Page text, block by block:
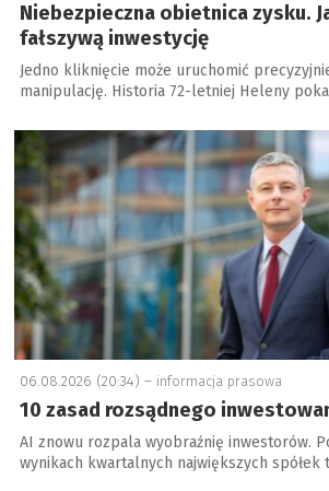
Niebezpieczna obietnica zysku.
fałszywą inwestycję
Jedno kliknięcie może uruchomić
manipulację. Historia 72-letniej Heleny
a
06.08.2026 (20:34) – informacja prasowa
10 zasad rozsądnego
AI znowu rozpala wyobraźnię inwestorów.
wynikach kwartalnych największych